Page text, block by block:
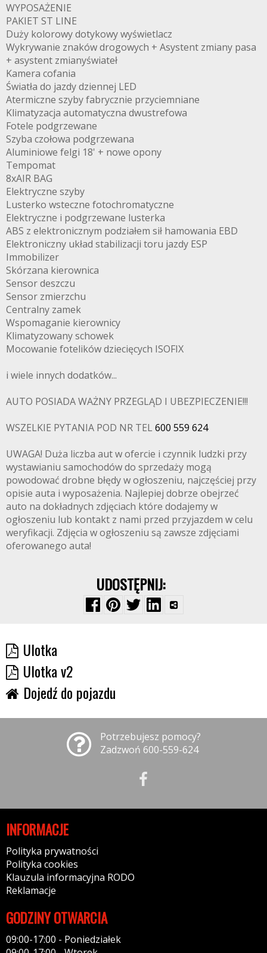
WYPOSAŻENIE
PAKIET ST LINE
Duży kolorowy dotykowy wyświetlacz
Wykrywanie znaków drogowych + Asystent zmiany pasa
+ asystent zmianyświateł
Kamera cofania
Światła do jazdy dziennej LED
Atermiczne szyby fabrycznie przyciemniane
Klimatyzacja automatyczna dwustrefowa
Fotele podgrzewane
Szyba czołowa podgrzewana
Aluminiowe felgi 18' + nowe opony
Tempomat
8xAIR BAG
Elektryczne szyby
Lusterko wsteczne fotochromatyczne
Elektryczne i podgrzewane lusterka
ABS z elektronicznym podziałem sił hamowania EBD
Elektroniczny układ stabilizacji toru jazdy ESP
Immobilizer
Skórzana kierownica
Sensor deszczu
Sensor zmierzchu
Centralny zamek
Wspomaganie kierownicy
Klimatyzowany schowek
Mocowanie fotelików dziecięcych ISOFIX
i wiele innych dodatków...
AUTO POSIADA WAŻNY PRZEGLĄD I UBEZPIECZENIE!!!
WSZELKIE PYTANIA POD NR TEL 600 559 624
UWAGA! Duża liczba aut w ofercie i czynnik ludzki przy
wystawianiu samochodów do sprzedaży mogą
powodować drobne błędy w ogłoszeniu, najczęściej przy
opisie auta i wyposażenia. Najlepiej dobrze obejrzeć
auto na dokładnych zdjęciach które dodajemy w
ogłoszeniu lub kontakt z nami przed przyjazdem w celu
weryfikacji. Zdjęcia w ogłoszeniu są zawsze zdjęciami
oferowanego auta!
UDOSTĘPNIJ:
Ulotka
Ulotka v2
Dojedź do pojazdu
Potrzebujesz pomocy?
Zadzwoń 600-559-624
INFORMACJE
Polityka prywatności
Polityka cookies
Klauzula informacyjna RODO
Reklamacje
GODZINY OTWARCIA
09:00-17:00 - Poniedziałek